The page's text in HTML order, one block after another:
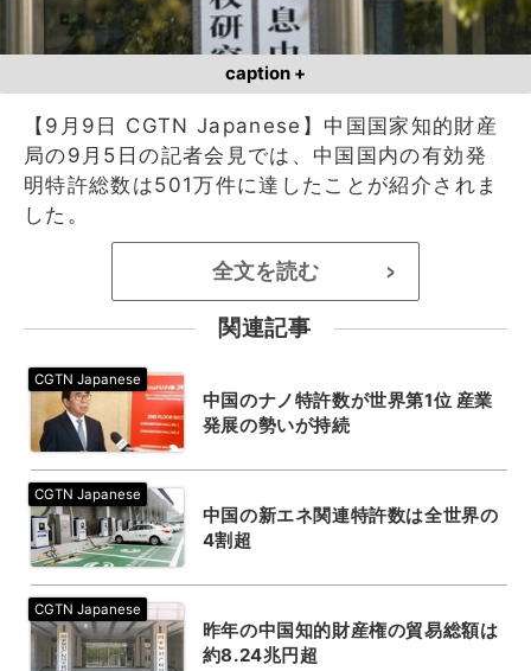
caption +
【9月9日 CGTN Japanese】中国国家知的財産
局の9月5日の記者会見では、中国国内の有効発
明特許総数は501万件に達したことが紹介されま
した。
全文を読む >
関連記事
中国のナノ特許数が世界第1位 産業
発展の勢いが持続
中国の新エネ関連特許数は全世界の
4割超
昨年の中国知的財産権の貿易総額は
約8.24兆円超